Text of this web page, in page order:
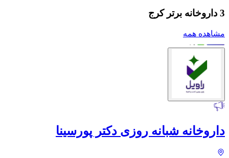
3 داروخانه برتر کرج
مشاهده همه
داروخانه شبانه روزی دکتر پورسینا